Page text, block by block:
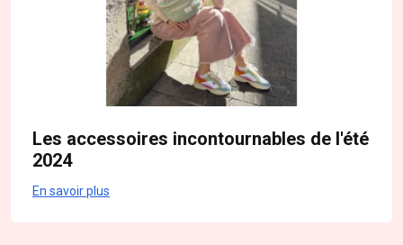
Les accessoires incontournables de l'été
2024
En savoir plus